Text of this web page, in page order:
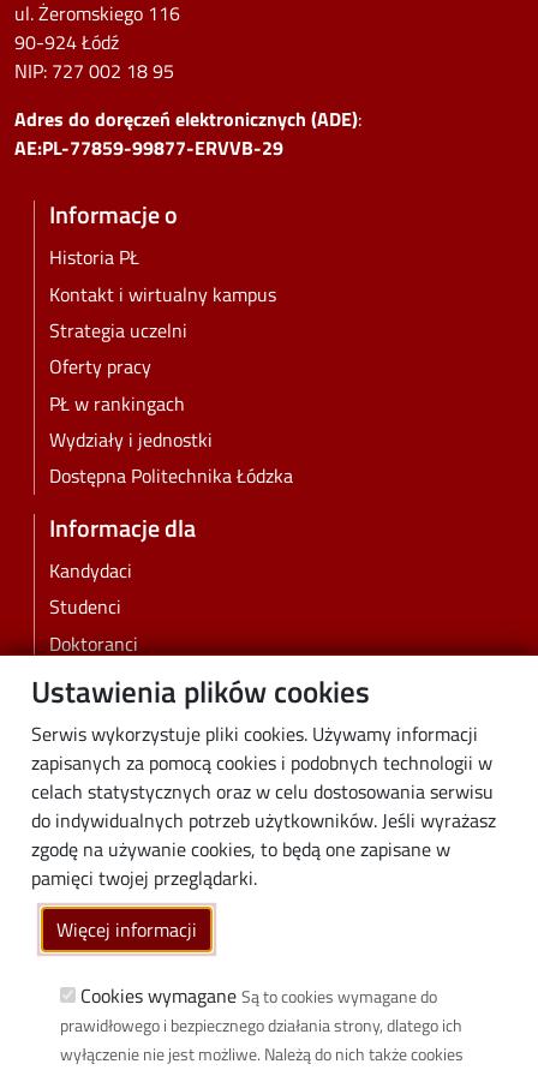
Ustawienia plików cookies
Serwis wykorzystuje pliki cookies. Używamy informacji
zapisanych za pomocą cookies i podobnych technologii w
celach statystycznych oraz w celu dostosowania serwisu
do indywidualnych potrzeb użytkowników. Jeśli wyrażasz
zgodę na używanie cookies, to będą one zapisane w
pamięci twojej przeglądarki.
Więcej informacji
Cookies wymagane Są to cookies wymagane do
prawidłowego i bezpiecznego działania strony, dlatego ich
wyłączenie nie jest możliwe. Należą do nich także cookies
ul. Żeromskiego 116
90-924 Łódź
NIP: 727 002 18 95
Adres do doręczeń elektronicznych (ADE):
AE:PL-77859-99877-ERVVB-29
Informacje o
Historia PŁ
Kontakt i wirtualny kampus
Strategia uczelni
Oferty pracy
PŁ w rankingach
Wydziały i jednostki
Dostępna Politechnika Łódzka
Informacje dla
Kandydaci
Studenci
Doktoranci
Pracownicy
Biznes
Media
Społeczność lokalna
Linki
Wikamp
Poczta elektroniczna
Biblioteka PŁ
Dyscypliny naukowe w PŁ
Inicjatywa Doskonałości Uczelnia Badawcza